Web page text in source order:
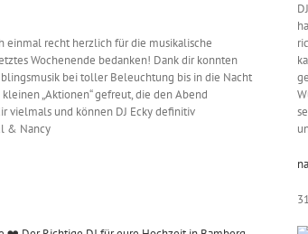
einmal recht herzlich für die musikalische
Wochenende bedanken! Dank dir konnten
bei toller Beleuchtung bis in die Nacht
„Aktionen“ gefreut, die den Abend
vielmals und können DJ Ecky definitiv
& Nancy